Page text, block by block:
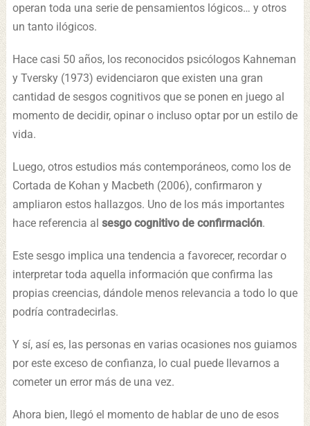
operan toda una serie de pensamientos lógicos… y otros
un tanto ilógicos.
Hace casi 50 años, los reconocidos psicólogos Kahneman
y Tversky (1973) evidenciaron que existen una gran
cantidad de sesgos cognitivos que se ponen en juego al
momento de decidir, opinar o incluso optar por un estilo de
vida.
Luego, otros estudios más contemporáneos, como los de
Cortada de Kohan y Macbeth (2006), confirmaron y
ampliaron estos hallazgos. Uno de los más importantes
hace referencia al sesgo cognitivo de confirmación.
Este sesgo implica una tendencia a favorecer, recordar o
interpretar toda aquella información que confirma las
propias creencias, dándole menos relevancia a todo lo que
podría contradecirlas.
Y sí, así es, las personas en varias ocasiones nos guiamos
por este exceso de confianza, lo cual puede llevarnos a
cometer un error más de una vez.
Ahora bien, llegó el momento de hablar de uno de esos